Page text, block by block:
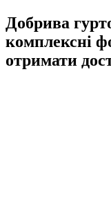
Добрива
комплексні
отримати